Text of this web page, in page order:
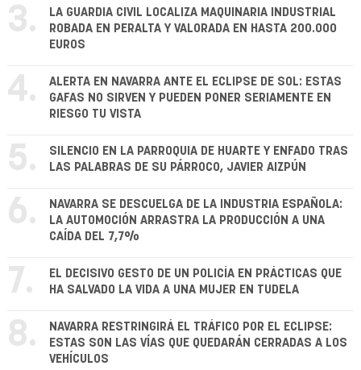
3.
LA GUARDIA CIVIL LOCALIZA MAQUINARIA INDUSTRIAL
ROBADA EN PERALTA Y VALORADA EN HASTA 200.000
EUROS
4.
ALERTA EN NAVARRA ANTE EL ECLIPSE DE SOL: ESTAS
GAFAS NO SIRVEN Y PUEDEN PONER SERIAMENTE EN
RIESGO TU VISTA
5.
SILENCIO EN LA PARROQUIA DE HUARTE Y ENFADO TRAS
LAS PALABRAS DE SU PÁRROCO, JAVIER AIZPÚN
6.
NAVARRA SE DESCUELGA DE LA INDUSTRIA ESPAÑOLA:
LA AUTOMOCIÓN ARRASTRA LA PRODUCCIÓN A UNA
CAÍDA DEL 7,7%
7.
EL DECISIVO GESTO DE UN POLICÍA EN PRÁCTICAS QUE
HA SALVADO LA VIDA A UNA MUJER EN TUDELA
8.
NAVARRA RESTRINGIRÁ EL TRÁFICO POR EL ECLIPSE:
ESTAS SON LAS VÍAS QUE QUEDARÁN CERRADAS A LOS
VEHÍCULOS